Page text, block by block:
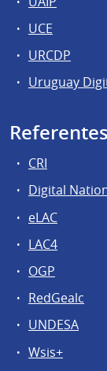
UCE
URCDP
Uruguay
CRI
Digital
eLAC
LAC4
OGP
RedGealc
UNDESA
Wsis+